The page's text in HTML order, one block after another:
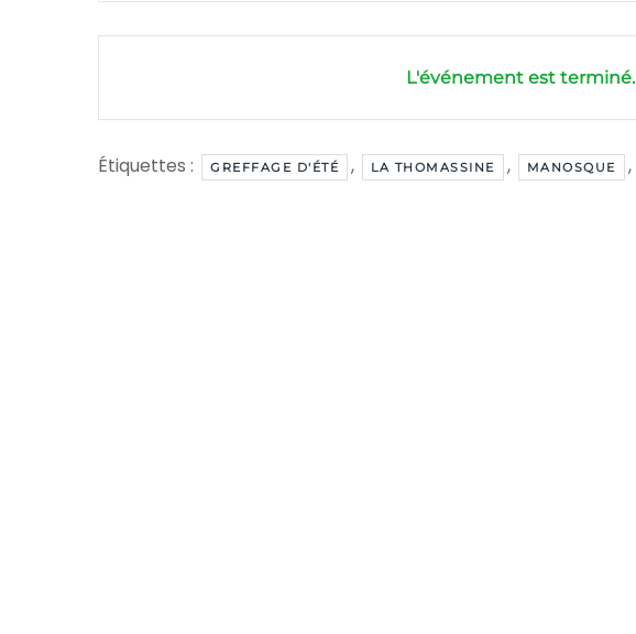
L'événement est terminé.
Étiquettes : GREFFAGE D'ÉTÉ , LA THOMASSINE , MANOSQUE ,